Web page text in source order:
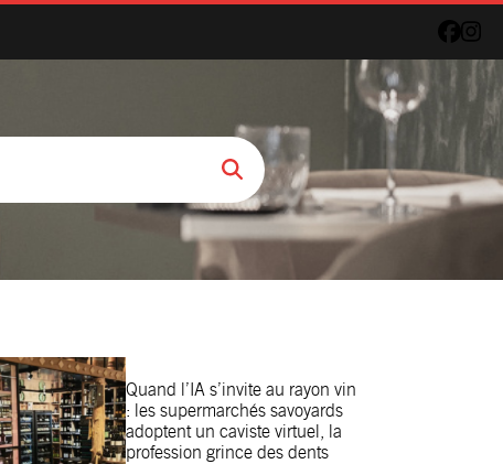
Quand l’IA s’invite au rayon vin
: les supermarchés savoyards
adoptent un caviste virtuel, la
profession grince des dents